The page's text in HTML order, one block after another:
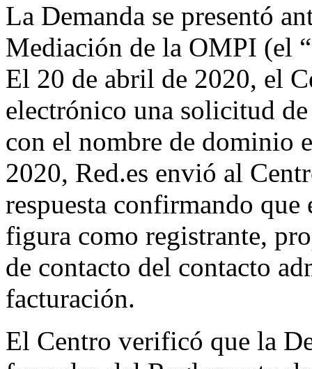
La Demanda se presentó
Mediación de la OMPI (el
El 20 de abril de 2020, el
electrónico una solicitud
con el nombre de dominio
2020, Red.es envió al
respuesta confirmando que
figura como registrante,
de contacto del contacto
facturación.
El Centro verificó que la